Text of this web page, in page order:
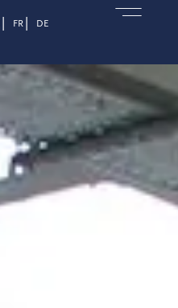
FR DE